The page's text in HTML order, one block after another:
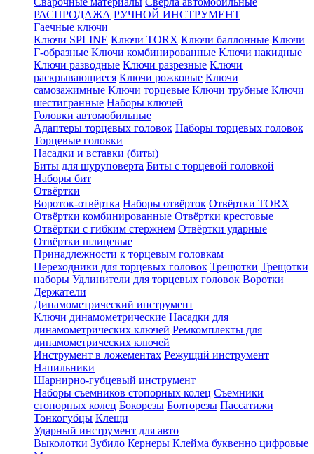
РАСПРОДАЖА РУЧНОЙ ИНСТРУМЕНТ
Гаечные ключи
Ключи SPLINE Ключи TORX Ключи баллонные Ключи
Г-образные Ключи комбинированные Ключи накидные
Ключи разводные Ключи разрезные Ключи
раскрывающиеся Ключи рожковые Ключи
самозажимные Ключи торцевые Ключи трубные Ключи
шестигранные Наборы ключей
Головки автомобильные
Адаптеры торцевых головок Наборы торцевых головок
Торцевые головки
Насадки и вставки (биты)
Биты для шуруповерта Биты с торцевой головкой
Наборы бит
Отвёртки
Вороток-отвёртка Наборы отвёрток Отвёртки TORX
Отвёртки комбинированные Отвёртки крестовые
Отвёртки с гибким стержнем Отвёртки ударные
Отвёртки шлицевые
Принадлежности к торцевым головкам
Переходники для торцевых головок Трещотки Трещотки
наборы Удлинители для торцевых головок Воротки
Держатели
Динамометрический инструмент
Ключи динамометрические Насадки для
динамометрических ключей Ремкомплекты для
динамометрических ключей
Инструмент в ложементах Режущий инструмент
Напильники
Шарнирно-губцевый инструмент
Наборы съемников стопорных колец Съемники
стопорных колец Бокорезы Болторезы Пассатижи
Тонкогубцы Клещи
Ударный инструмент для авто
Выколотки Зубило Кернеры Клейма буквенно цифровые